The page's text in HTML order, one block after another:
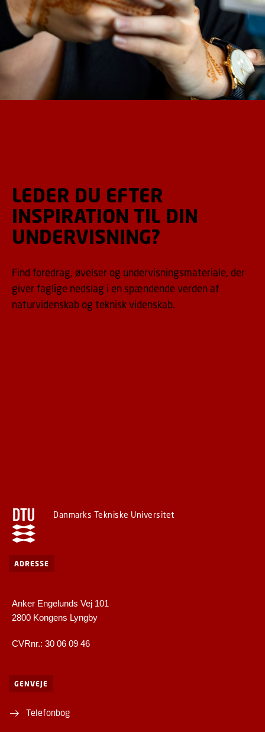
LEDER DU EFTER
INSPIRATION TIL DIN
UNDERVISNING?
Find foredrag, øvelser og undervisningsmateriale, der
giver faglige nedslag i en spændende verden af
naturvidenskab og teknisk videnskab.
Danmarks Tekniske Universitet
ADRESSE
Anker Engelunds Vej 101
2800 Kongens Lyngby
CVRnr.: 30 06 09 46
GENVEJE
Telefonbog